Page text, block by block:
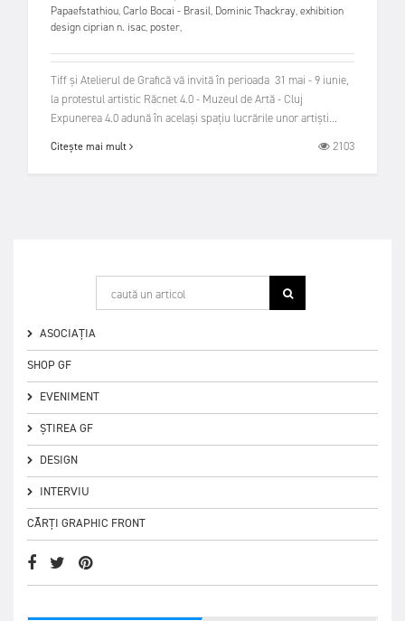
Papaefstathiou,Carlo Bocai - Brasil, Dominic Thackray,exhibition
design ciprian n. isac,poster,
Tiff și Atelierul de Grafică vă invită în perioada 31 mai - 9 iunie,
la protestul artistic Răcnet 4.0 - Muzeul de Artă - Cluj
Expunerea 4.0 adună în același spațiu lucrările unor artiști...
Citește mai mult 2103
ASOCIAȚIA
SHOP GF
EVENIMENT
ȘTIREA GF
DESIGN
INTERVIU
CĂRȚI GRAPHIC FRONT